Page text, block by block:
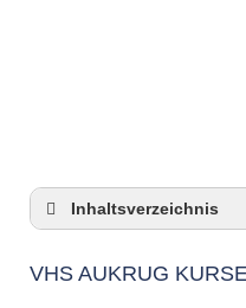
Inhaltsverzeichnis
VHS Aukrug –
VHS AUKRUG